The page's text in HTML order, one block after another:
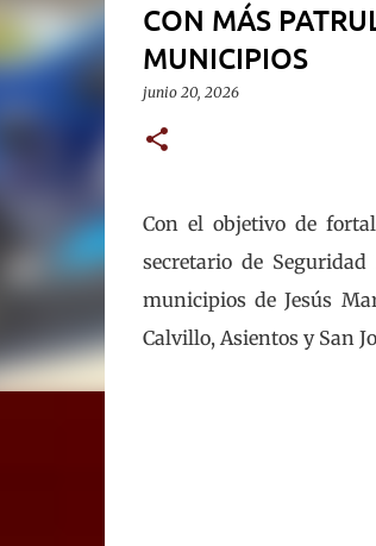
CON MÁS
MUNICIPIOS
junio 20, 2026
Con el objetivo de
secretario de
municipios de Jesús
Calvillo, Asientos y San